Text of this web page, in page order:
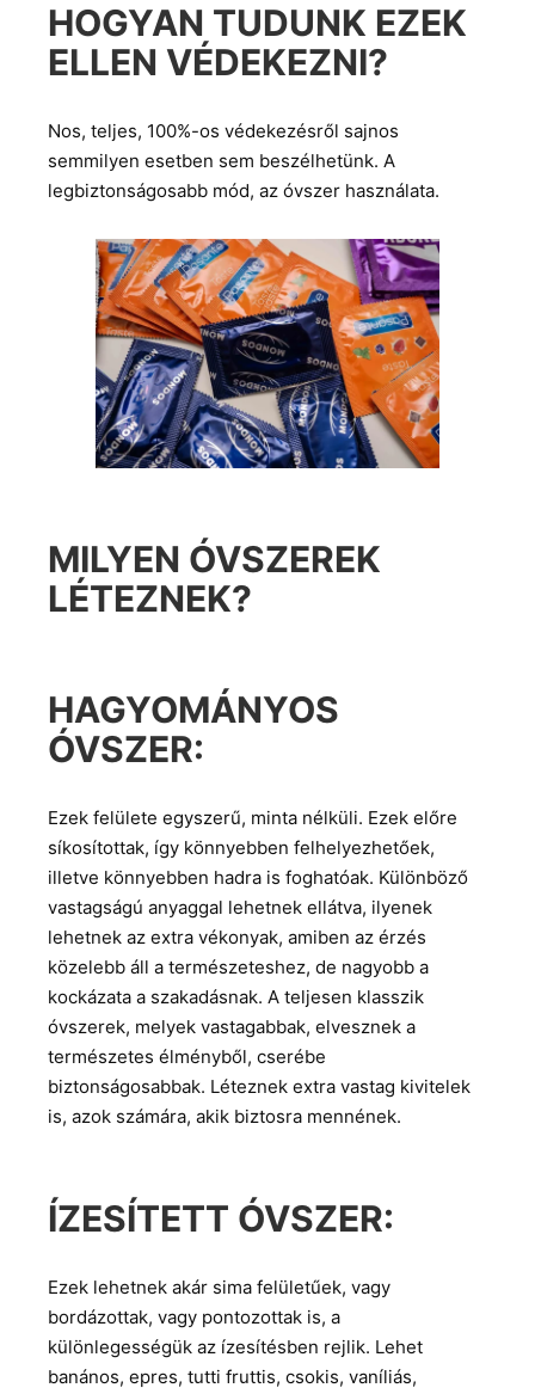
HOGYAN TUDUNK EZEK
ELLEN VÉDEKEZNI?
Nos, teljes, 100%-os védekezésről sajnos
semmilyen esetben sem beszélhetünk. A
legbiztonságosabb mód, az óvszer használata.
MILYEN ÓVSZEREK
LÉTEZNEK?
HAGYOMÁNYOS
ÓVSZER:
Ezek felülete egyszerű, minta nélküli. Ezek előre
síkosítottak, így könnyebben felhelyezhetőek,
illetve könnyebben hadra is foghatóak. Különböző
vastagságú anyaggal lehetnek ellátva, ilyenek
lehetnek az extra vékonyak, amiben az érzés
közelebb áll a természeteshez, de nagyobb a
kockázata a szakadásnak. A teljesen klasszik
óvszerek, melyek vastagabbak, elvesznek a
természetes élményből, cserébe
biztonságosabbak. Léteznek extra vastag kivitelek
is, azok számára, akik biztosra mennének.
ÍZESÍTETT ÓVSZER:
Ezek lehetnek akár sima felületűek, vagy
bordázottak, vagy pontozottak is, a
különlegességük az ízesítésben rejlik. Lehet
banános, epres, tutti fruttis, csokis, vaníliás,